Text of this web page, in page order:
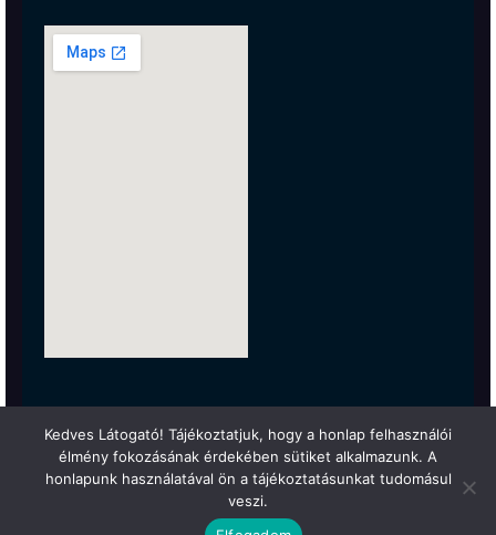
Kedves Látogató! Tájékoztatjuk, hogy a honlap felhasználói
élmény fokozásának érdekében sütiket alkalmazunk. A
honlapunk használatával ön a tájékoztatásunkat tudomásul
veszi.